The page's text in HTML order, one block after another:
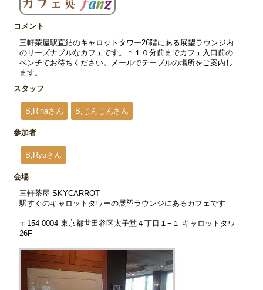
コメント
三軒茶屋駅直結のキャロットタワー26階にある展望ラウンジ内
のリーズナブルなカフェです。＊１０分前までカフェ入口前の
ベンチでお待ちください。メールでテーブルの場所をご案内し
ます。
スタッフ
B,Rinaさん B,じんじんさん
参加者
B,Ryoさん
会場
三軒茶屋 SKYCARROT
駅すぐのキャロットタワーの展望ラウンジにあるカフェです
〒154-0004 東京都世田谷区太子堂４丁目１−１ キャロットタワ
26F